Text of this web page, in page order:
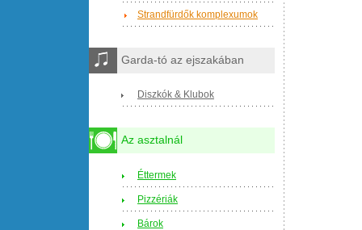
Strandfürdők komplexumok
Garda-tó az ejszakában
Diszkók & Klubok
Az asztalnál
Éttermek
Pizzériák
Bárok